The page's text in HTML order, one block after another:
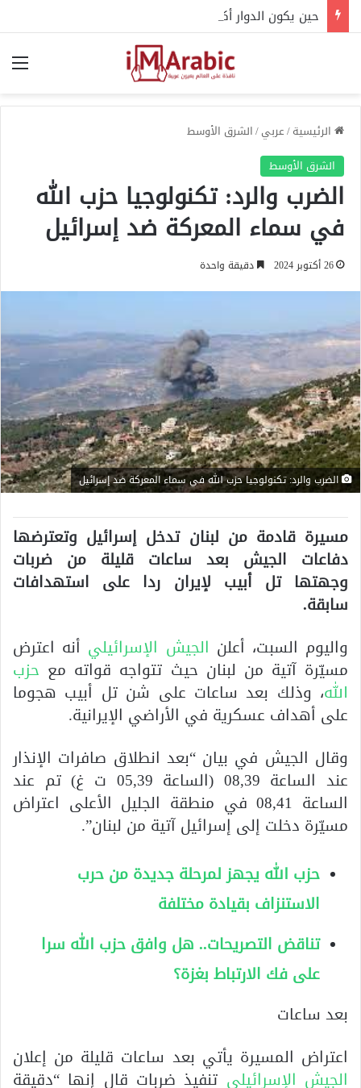
الرئيسية/عربي/الشرق الأوسط
الشرق الأوسط
الضرب والرد: تكنولوجيا حزب الله
في سماء المعركة ضد إسرائيل
26 أكتوبر 2024 دقيقة واحدة
الضرب والرد: تكنولوجيا حزب الله في سماء المعركة ضد إسرائيل
مسيرة قادمة من لبنان تدخل إسرائيل وتعترضها
دفاعات الجيش بعد ساعات قليلة من ضربات
وجهتها تل أبيب لإيران ردا على استهدافات
سابقة.
واليوم السبت، أعلن الجيش الإسرائيلي أنه اعترض
مسيّرة آتية من لبنان حيث تتواجه قواته مع حزب
الله، وذلك بعد ساعات على شن تل أبيب هجوما
على أهداف عسكرية في الأراضي الإيرانية.
وقال الجيش في بيان “بعد انطلاق صافرات الإنذار
عند الساعة 08,39 (الساعة 05,39 ت غ) تم عند
الساعة 08,41 في منطقة الجليل الأعلى اعتراض
مسيّرة دخلت إلى إسرائيل آتية من لبنان”.
حزب الله يجهز لمرحلة جديدة من حرب
الاستنزاف بقيادة مختلفة
تناقض التصريحات.. هل وافق حزب الله سرا
على فك الارتباط بغزة؟
بعد ساعات
اعتراض المسيرة يأتي بعد ساعات قليلة من إعلان
الجيش الإسرائيلي تنفيذ ضربات قال إنها “دقيقة